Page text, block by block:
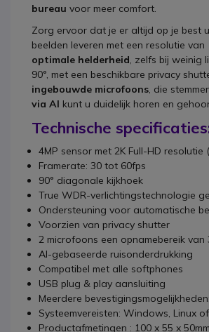
bureau voor meer comfort.
Zorg ervoor dat je er altijd op je best
beelden leveren met een resolutie van
optimale helderheid, zelfs bij weinig
90°, met een beschikbare privacy
ingebouwde microfoons, die
via AI kunt u duidelijk horen en
Technische
4MP sensor met 2K Full-HD resolutie
Framerate: 30 tot 60fps
90° diagonale kijkhoek
True WDR-verlichtingstechnologie
Ondersteuning voor automatische
Voorzien van privacy shutter
2 microfoons een opnamebereik van
AI-gebaseerde ruisonderdrukking
Compatibel met alle softphones
USB plug & play aansluiting
Meerdere
Systeemvereisten: Windows, Linux
Productafmetingen : 100 x 55 x 50mm